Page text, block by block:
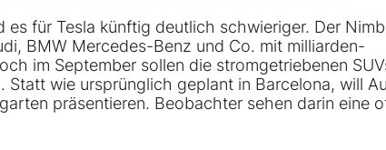
für Tesla künftig deutlich schwieriger. Der
BMW Mercedes-Benz und Co. mit milliarden-
im September sollen die stromgetriebenen
wie ursprünglich geplant in Barcelona, will
präsentieren. Beobachter sehen darin eine